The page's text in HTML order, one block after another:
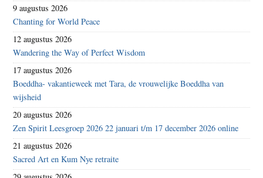
9 augustus 2026
Chanting for World Peace
12 augustus 2026
Wandering the Way of Perfect Wisdom
17 augustus 2026
Boeddha- vakantieweek met Tara, de vrouwelijke Boeddha van
wijsheid
20 augustus 2026
Zen Spirit Leesgroep 2026 22 januari t/m 17 december 2026 online
21 augustus 2026
Sacred Art en Kum Nye retraite